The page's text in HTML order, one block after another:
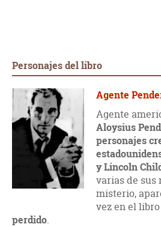
Personajes del libro
Agente
Agente
Aloysius
personajes
y Lincoln
varias de sus
misterio,
vez en el
perdido.